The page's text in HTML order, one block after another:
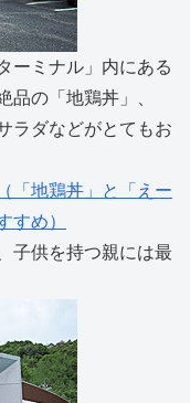
ーミナル」内にある
品の「地鶏丼」、
ラダなどがとてもお
「地鶏丼」と「えー
すめ）
子供を持つ親には最